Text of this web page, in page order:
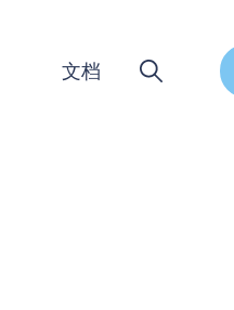
文档